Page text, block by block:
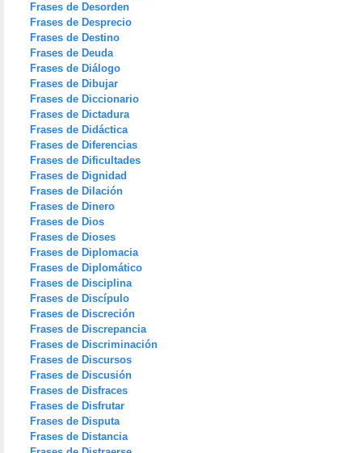
Frases de Desorden
Frases de Desprecio
Frases de Destino
Frases de Deuda
Frases de Diálogo
Frases de Dibujar
Frases de Diccionario
Frases de Dictadura
Frases de Didáctica
Frases de Diferencias
Frases de Dificultades
Frases de Dignidad
Frases de Dilación
Frases de Dinero
Frases de Dios
Frases de Dioses
Frases de Diplomacia
Frases de Diplomático
Frases de Disciplina
Frases de Discípulo
Frases de Discreción
Frases de Discrepancia
Frases de Discriminación
Frases de Discursos
Frases de Discusión
Frases de Disfraces
Frases de Disfrutar
Frases de Disputa
Frases de Distancia